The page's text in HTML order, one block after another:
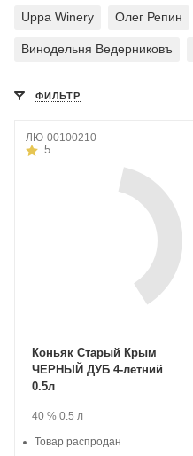
Uppa Winery Олег Репин
Винодельня Ведерниковъ
ФИЛЬТР
ЛЮ-00100210
5
Коньяк Старый Крым
ЧЕРНЫЙ ДУБ 4-летний
0.5л
Производитель:
компаний
.Крепость
40 %. Объем
0.5 л
Товар распродан